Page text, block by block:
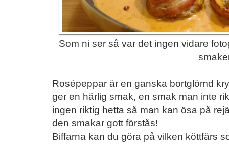
Som ni ser så var det ingen vidare
Rosépeppar är en ganska bortglömd
ger en härlig smak, en smak man inte
ingen riktig hetta så man kan ösa på
den smakar gott förstås!
Biffarna kan du göra på vilken köttfärs